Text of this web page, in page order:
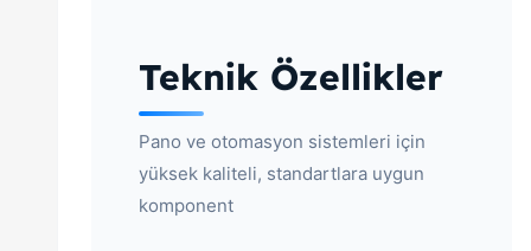
Teknik Özellikler
Pano ve otomasyon sistemleri için
yüksek kaliteli, standartlara uygun
komponent